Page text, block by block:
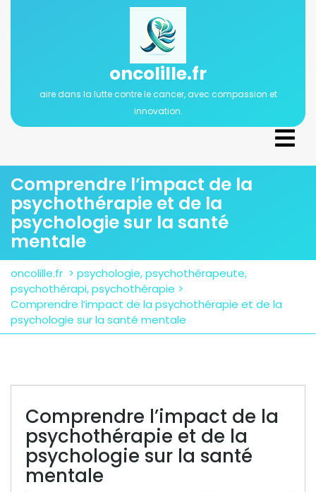
oncolille.fr
aire dans la lutte contre le cancer, avec compassion et
innovation.
Comprendre l’impact de la
psychothérapie et de la
psychologie sur la santé
mentale
oncolille.fr > psychologie,psychothérapeute,
psychothérapi,psychothérapie >
Comprendre l’impact de la psychothérapie et de la
psychologie sur la santé mentale
Comprendre l’impact de la
psychothérapie et de la
psychologie sur la santé
mentale